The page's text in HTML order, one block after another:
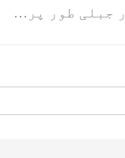
جبلی طور پر…